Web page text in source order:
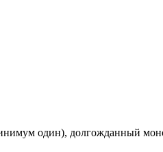
один), долгожданный